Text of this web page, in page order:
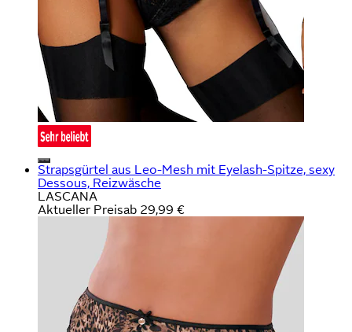
Strapsgürtel aus Leo-Mesh mit Eyelash-Spitze, sexy
Dessous, Reizwäsche
LASCANA
Aktueller Preisab 29,99 €